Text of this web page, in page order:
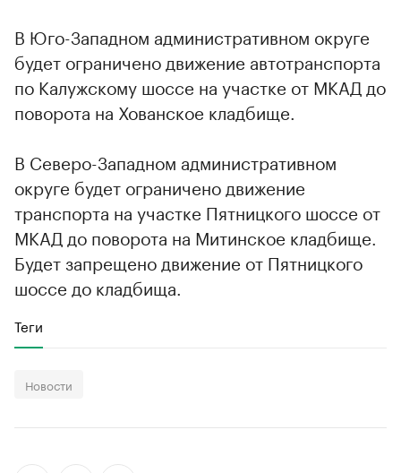
В Юго-Западном административном округе
будет ограничено движение автотранспорта
по Калужскому шоссе на участке от МКАД до
поворота на Хованское кладбище.
В Северо-Западном административном
округе будет ограничено движение
транспорта на участке Пятницкого шоссе от
МКАД до поворота на Митинское кладбище.
Будет запрещено движение от Пятницкого
шоссе до кладбища.
Теги
Новости